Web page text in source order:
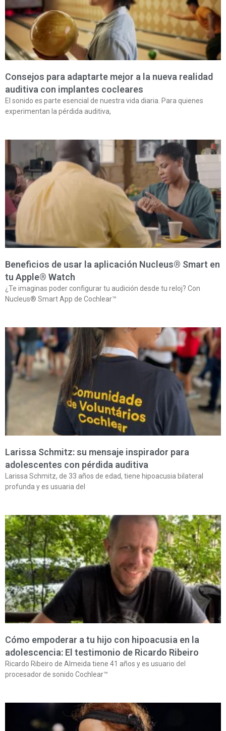
Consejos para adaptarte mejor a la nueva realidad
auditiva con implantes cocleares
El sonido es parte esencial de nuestra vida diaria. Para quienes
experimentan la pérdida auditiva,
Beneficios de usar la aplicación Nucleus® Smart en
tu Apple® Watch
¿Te imaginas poder configurar tu audición desde tu reloj? Con
Nucleus® Smart App de Cochlear™
Larissa Schmitz: su mensaje inspirador para
adolescentes con pérdida auditiva
Larissa Schmitz, de 33 años de edad, tiene hipoacusia bilateral
profunda y es usuaria del
Cómo empoderar a tu hijo con hipoacusia en la
adolescencia: El testimonio de Ricardo Ribeiro
Ricardo Ribeiro de Almeida tiene 41 años y es usuario del
procesador de sonido Cochlear™